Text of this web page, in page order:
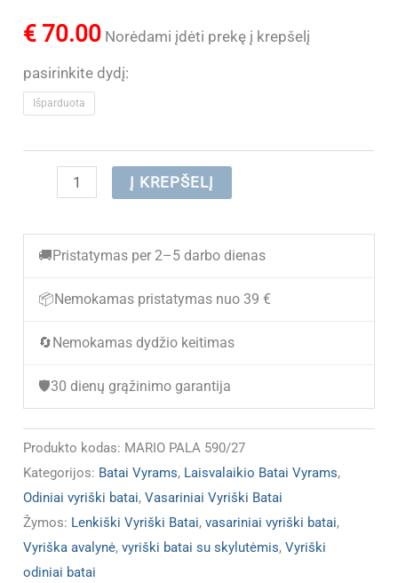
€ 70.00 Norėdami įdėti prekę į krepšelį
pasirinkite dydį:
Išparduota
produkto
Odiniai
vyriški
laisvalaikio
MARIO
(IŠPARDUOTA)
Į KREPŠELĮ
🚚Pristatymas per 2–5 darbo dienas
📦Nemokamas pristatymas nuo 39 €
🔄Nemokamas dydžio keitimas
🛡️30 dienų grąžinimo garantija
Produkto kodas: MARIO PALA 590/27
Kategorijos: Batai Vyrams, Laisvalaikio Batai Vyrams,
Odiniai vyriški batai,Vasariniai Vyriški Batai
Žymos: Lenkiški Vyriški Batai,vasariniai vyriški batai,
Vyriška avalynė,vyriški batai su skylutėmis,Vyriški
odiniai batai